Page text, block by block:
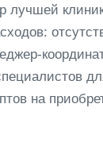
лучшей
на